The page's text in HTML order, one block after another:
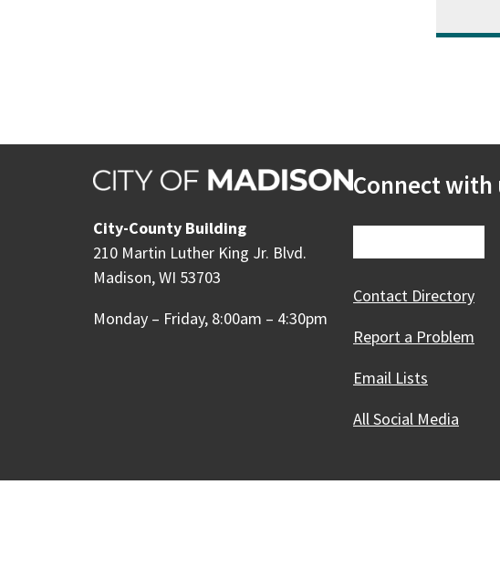
City-County Building
210 Martin Luther King Jr. Blvd.
Madison, WI 53703
Monday – Friday, 8:00am – 4:30pm
Connect with
Contact Directory
Report a Problem
Email Lists
All Social Media